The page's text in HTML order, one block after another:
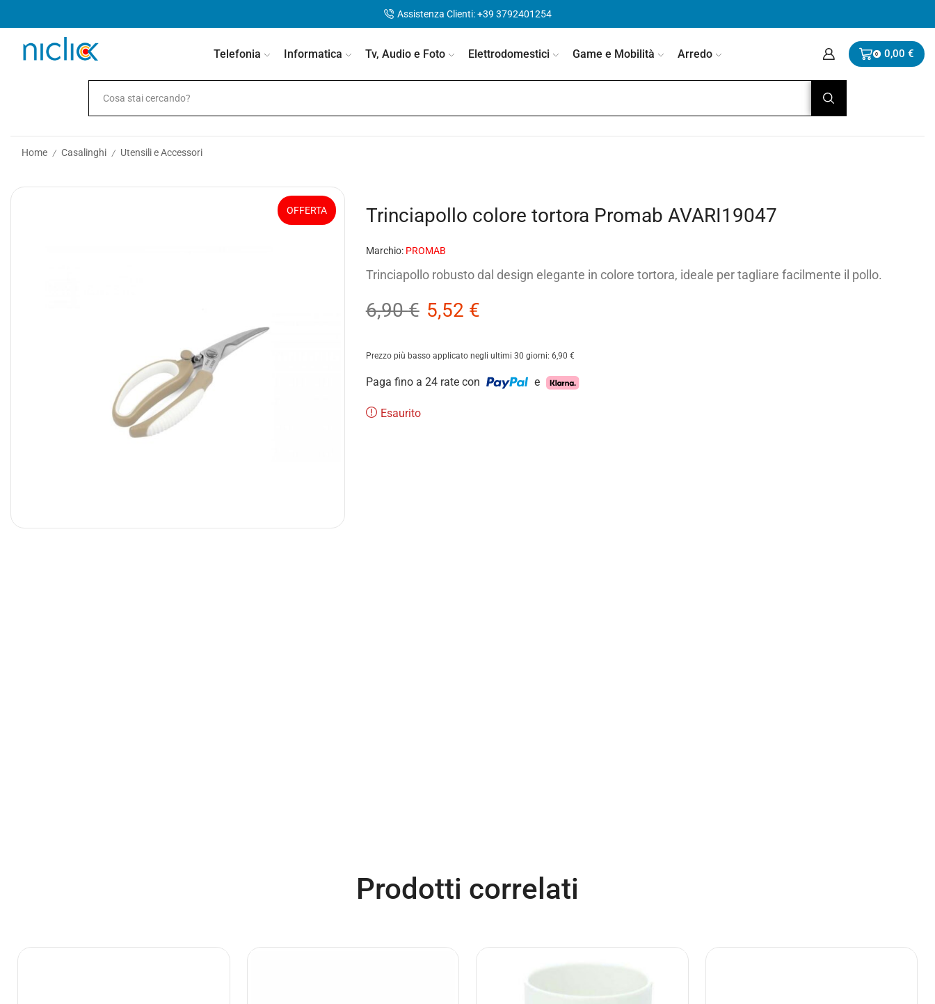
Assistenza Clienti: +39 3792401254
Telefonia Informatica Tv, Audio e Foto Elettrodomestici Game e Mobilità Arredo 0 0,00 €
Home / Casalinghi / Utensili e Accessori
OFFERTA Trinciapollo colore tortora Promab AVARI19047
Marchio: PROMAB
Trinciapollo robusto dal design elegante in colore tortora, ideale per tagliare facilmente il pollo.
6,90€ 5,52 €
Prezzo più basso applicato negli ultimi 30 giorni: 6,90 €
Paga fino a 24 rate con e
Esaurito
Prodotti correlati